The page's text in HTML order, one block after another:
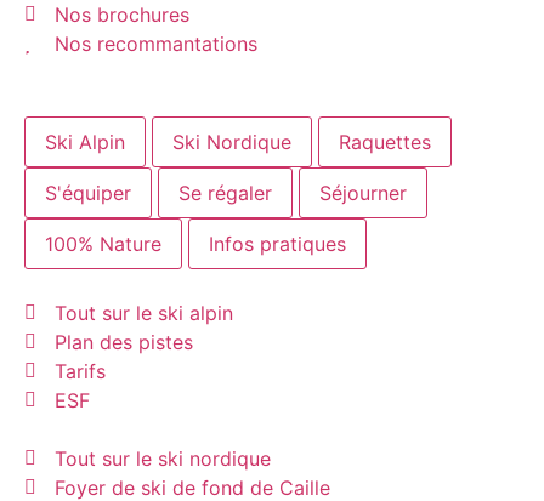
Nos brochures
Nos recommantations
Ski Alpin Ski Nordique Raquettes
S'équiper Se régaler Séjourner
100% Nature Infos pratiques
Tout sur le ski alpin
Plan des pistes
Tarifs
ESF
Tout sur le ski nordique
Foyer de ski de fond de Caille